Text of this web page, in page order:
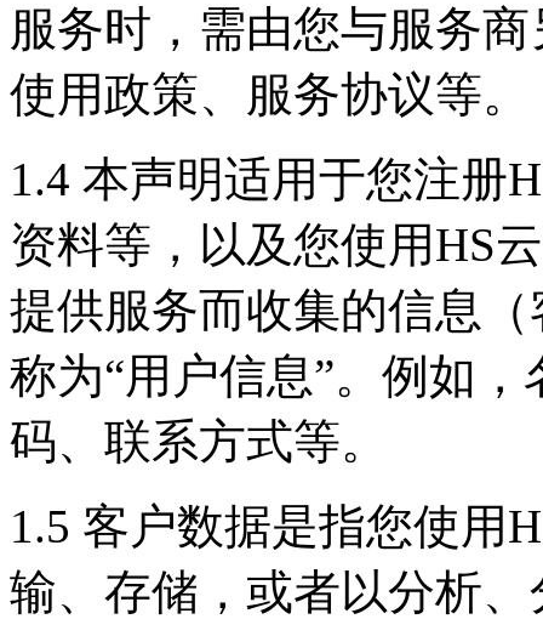
服务时，需由您与服务
使用政策、服务协议等。
1.4 本声明适用于您注册
资料等，以及您使用HS
提供服务而收集的信息
称为“用户信息”。例如
码、联系方式等。
1.5 客户数据是指您使用
输、存储，或者以分析